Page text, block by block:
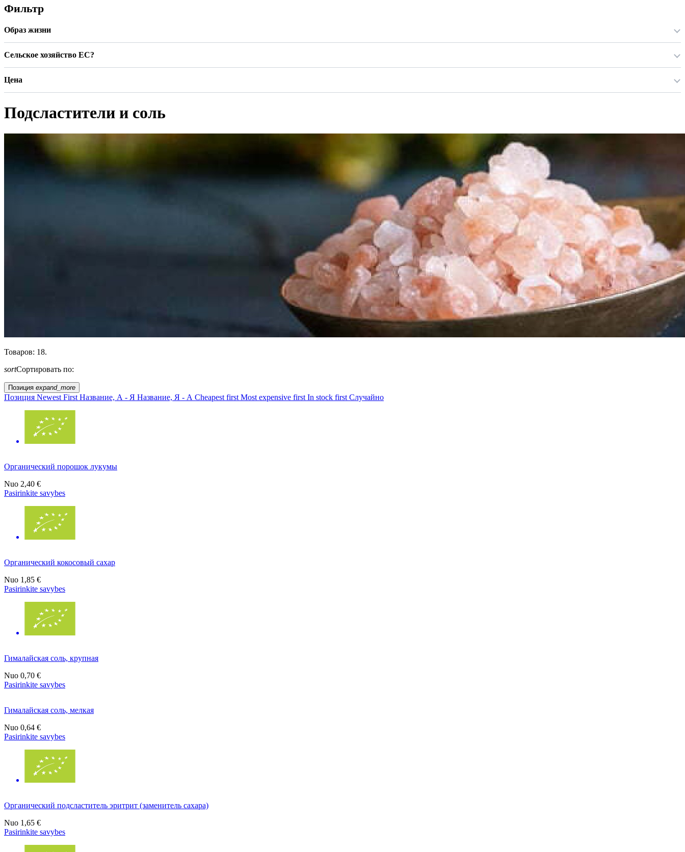
Фильтр
Образ жизни
Сельское хозяйство ЕС?
Цена
Подсластители и соль
Товаров: 18.
sortСортировать по:
Позиция expand_more
Позиция Newest First Название, А - Я Название, Я - А Cheapest first Most expensive first In stock first Случайно
Органический порошок лукумы
Nuo 2,40 €
Pasirinkite savybes
Органический кокосовый сахар
Nuo 1,85 €
Pasirinkite savybes
Гималайская соль, крупная
Nuo 0,70 €
Pasirinkite savybes
Гималайская соль, мелкая
Nuo 0,64 €
Pasirinkite savybes
Органический подсластитель эритрит (заменитель сахара)
Nuo 1,65 €
Pasirinkite savybes